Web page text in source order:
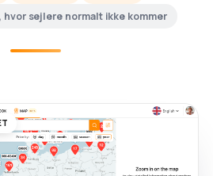
hvor sejlere normalt ikke kommer